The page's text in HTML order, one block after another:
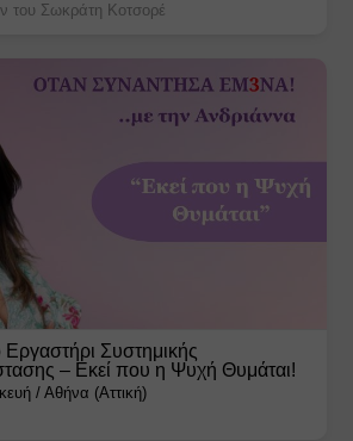
του Σωκράτη Κοτσορέ
Εργαστήρι Συστημικής
– Εκεί που η Ψυχή Θυμάται!
/Αθήνα (Αττική)